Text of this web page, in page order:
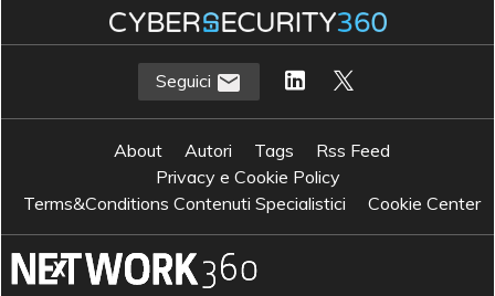
Seguici
About Autori Tags
Rss Feed
Privacy e Cookie Policy
Terms&Conditions Contenuti Specialistici
Cookie Center